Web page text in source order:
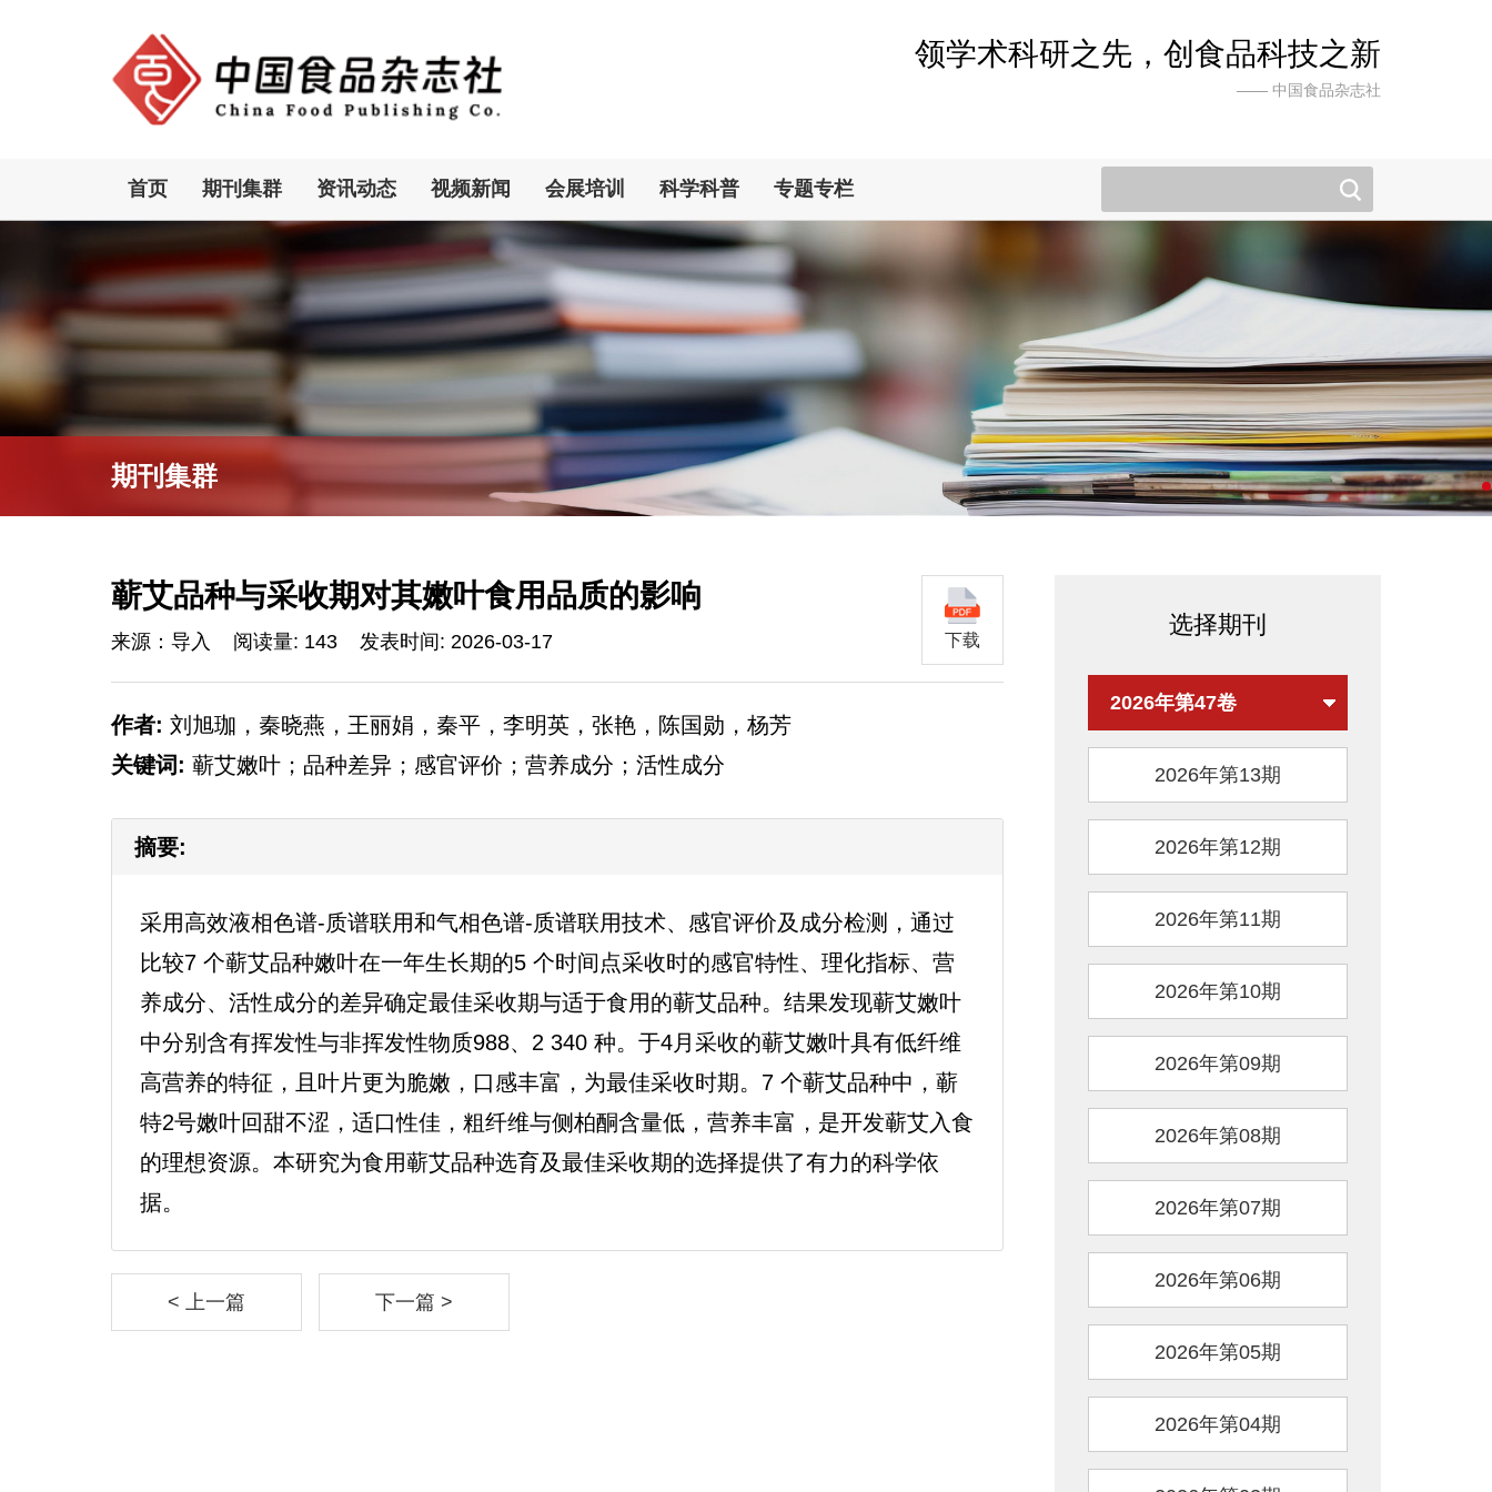
领学术科研之先，创食品科技之新
—— 中国食品杂志社
首页 期刊集群 资讯动态 视频新闻 会展培训 科学科普 专题专栏
期刊集群
蕲艾品种与采收期对其嫩叶食用品质的影响
来源：导入 阅读量: 143 发表时间: 2026-03-17 下载
作者: 刘旭珈，秦晓燕，王丽娟，秦平，李明英，张艳，陈国勋，杨芳
关键词: 蕲艾嫩叶；品种差异；感官评价；营养成分；活性成分
摘要:
采用高效液相色谱-质谱联用和气相色谱-质谱联用技术、感官评价及成分检测，通过
比较7 个蕲艾品种嫩叶在一年生长期的5 个时间点采收时的感官特性、理化指标、营
养成分、活性成分的差异确定最佳采收期与适于食用的蕲艾品种。结果发现蕲艾嫩叶
中分别含有挥发性与非挥发性物质988、2 340 种。于4月采收的蕲艾嫩叶具有低纤维
高营养的特征，且叶片更为脆嫩，口感丰富，为最佳采收时期。7 个蕲艾品种中，蕲
特2号嫩叶回甜不涩，适口性佳，粗纤维与侧柏酮含量低，营养丰富，是开发蕲艾入食
的理想资源。本研究为食用蕲艾品种选育及最佳采收期的选择提供了有力的科学依
据。
< 上一篇 下一篇 >
选择期刊
2026年第47卷
2026年第13期
2026年第12期
2026年第11期
2026年第10期
2026年第09期
2026年第08期
2026年第07期
2026年第06期
2026年第05期
2026年第04期